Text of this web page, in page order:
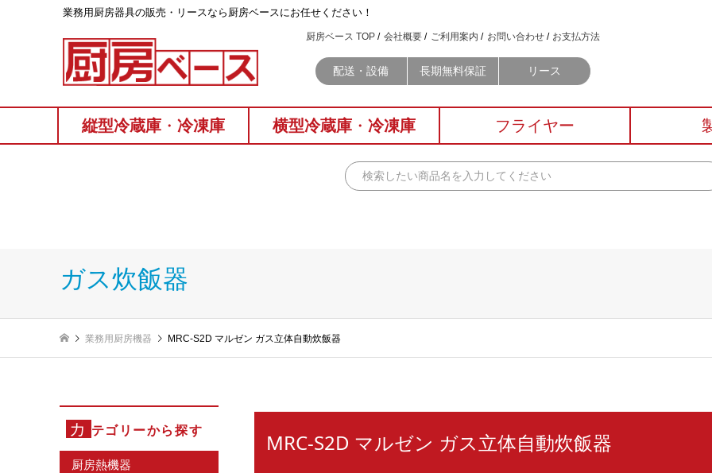
業務⽤厨房器具の販売・リースなら厨房ベースにお任せください！
厨房ベース TOP 会社概要 ご利用案内 お問い合わせ お支払方法
配送・設備 長期無料保証 リース
縦型冷蔵庫 ・ 冷凍庫 横型冷蔵庫 ・ 冷凍庫 フライヤー
ガス炊飯器
業務用厨房機器 MRC-S2D マルゼン ガス立体自動炊飯器
カ テゴリーから探す
厨房熱機器
MRC-S2D マルゼン ガス立体自動炊飯器